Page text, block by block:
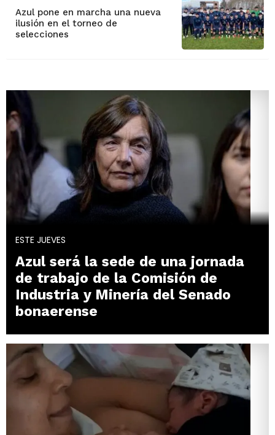
Azul pone en marcha una nueva
ilusión en el torneo de
selecciones
ESTE JUEVES
Azul será la sede de una jornada
de trabajo de la Comisión de
Industria y Minería del Senado
bonaerense